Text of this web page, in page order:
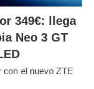
349€: llega
Neo 3 GT
con el nuevo ZTE